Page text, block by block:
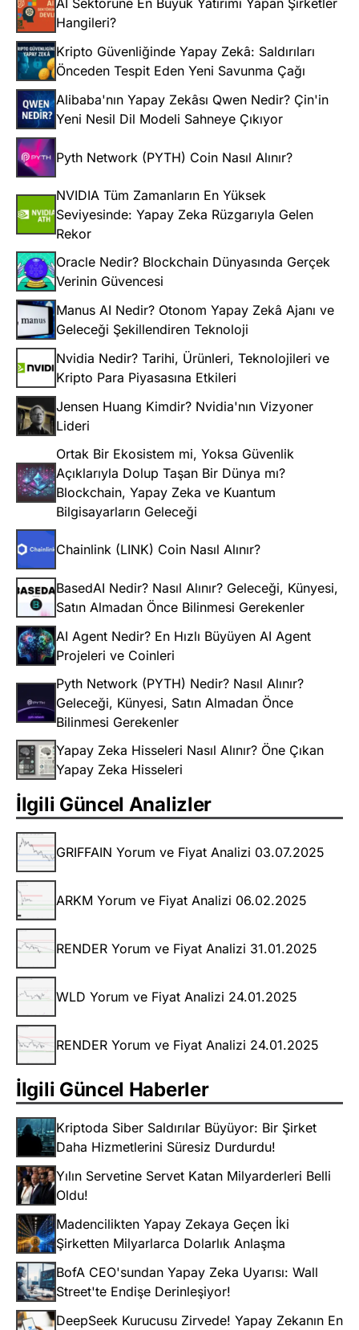
Hangileri?
Kripto Güvenliğinde Yapay Zekâ: Saldırıları
Önceden Tespit Eden Yeni Savunma Çağı
Alibaba'nın Yapay Zekâsı Qwen Nedir? Çin'in
Yeni Nesil Dil Modeli Sahneye Çıkıyor
Pyth Network (PYTH) Coin Nasıl Alınır?
NVIDIA Tüm Zamanların En Yüksek
Seviyesinde: Yapay Zeka Rüzgarıyla Gelen
Rekor
Oracle Nedir? Blockchain Dünyasında Gerçek
Verinin Güvencesi
Manus AI Nedir? Otonom Yapay Zekâ Ajanı ve
Geleceği Şekillendiren Teknoloji
Nvidia Nedir? Tarihi, Ürünleri, Teknolojileri ve
Kripto Para Piyasasına Etkileri
Jensen Huang Kimdir? Nvidia'nın Vizyoner
Lideri
Ortak Bir Ekosistem mi, Yoksa Güvenlik
Açıklarıyla Dolup Taşan Bir Dünya mı?
Blockchain, Yapay Zeka ve Kuantum
Bilgisayarların Geleceği
Chainlink (LINK) Coin Nasıl Alınır?
BasedAI Nedir? Nasıl Alınır? Geleceği, Künyesi,
Satın Almadan Önce Bilinmesi Gerekenler
AI Agent Nedir? En Hızlı Büyüyen AI Agent
Projeleri ve Coinleri
Pyth Network (PYTH) Nedir? Nasıl Alınır?
Geleceği, Künyesi, Satın Almadan Önce
Bilinmesi Gerekenler
Yapay Zeka Hisseleri Nasıl Alınır? Öne Çıkan
Yapay Zeka Hisseleri
İlgili Güncel Analizler
GRIFFAIN Yorum ve Fiyat Analizi 03.07.2025
ARKM Yorum ve Fiyat Analizi 06.02.2025
RENDER Yorum ve Fiyat Analizi 31.01.2025
WLD Yorum ve Fiyat Analizi 24.01.2025
RENDER Yorum ve Fiyat Analizi 24.01.2025
İlgili Güncel Haberler
Kriptoda Siber Saldırılar Büyüyor: Bir Şirket
Daha Hizmetlerini Süresiz Durdurdu!
Yılın Servetine Servet Katan Milyarderleri Belli
Oldu!
Madencilikten Yapay Zekaya Geçen İki
Şirketten Milyarlarca Dolarlık Anlaşma
BofA CEO'sundan Yapay Zeka Uyarısı: Wall
Street'te Endişe Derinleşiyor!
DeepSeek Kurucusu Zirvede! Yapay Zekanın En